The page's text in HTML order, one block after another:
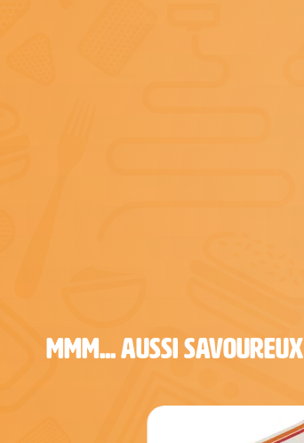
MMM... AUSSI SAVOUREUX